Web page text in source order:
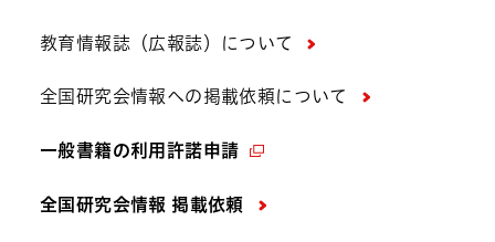
教育情報誌（広報誌）について
全国研究会情報への掲載依頼について
一般書籍の利用許諾申請
全国研究会情報 掲載依頼